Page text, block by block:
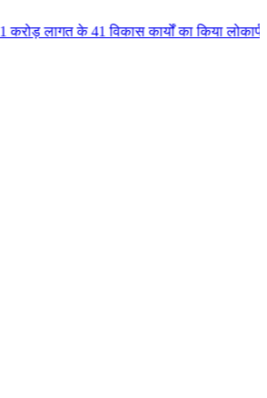
का किया लोकार्पण एवं भूमिपूजन कुलैथ